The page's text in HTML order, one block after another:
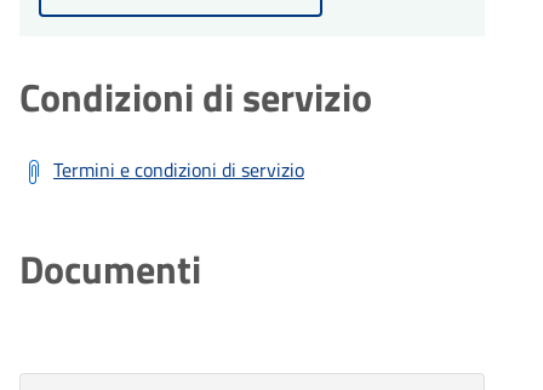
Condizioni di servizio
Termini e condizioni di servizio
Documenti